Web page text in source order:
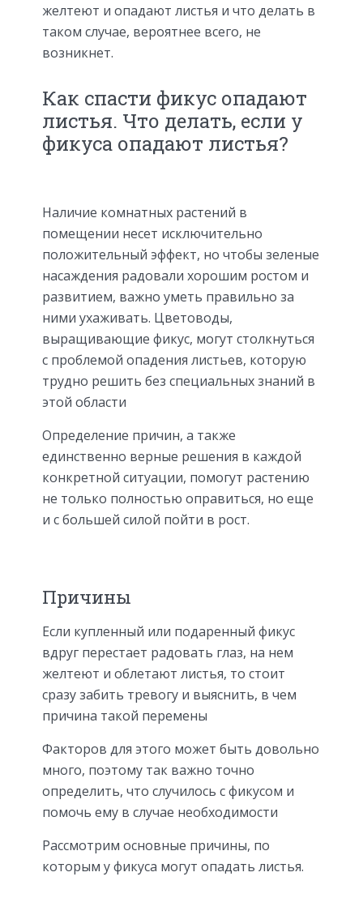
желтеют и опадают листья и что делать в
таком случае, вероятнее всего, не
возникнет.
Как спасти фикус опадают
листья. Что делать, если у
фикуса опадают листья?
Наличие комнатных растений в
помещении несет исключительно
положительный эффект, но чтобы зеленые
насаждения радовали хорошим ростом и
развитием, важно уметь правильно за
ними ухаживать. Цветоводы,
выращивающие фикус, могут столкнуться
с проблемой опадения листьев, которую
трудно решить без специальных знаний в
этой области
Определение причин, а также
единственно верные решения в каждой
конкретной ситуации, помогут растению
не только полностью оправиться, но еще
и с большей силой пойти в рост.
Причины
Если купленный или подаренный фикус
вдруг перестает радовать глаз, на нем
желтеют и облетают листья, то стоит
сразу забить тревогу и выяснить, в чем
причина такой перемены
Факторов для этого может быть довольно
много, поэтому так важно точно
определить, что случилось с фикусом и
помочь ему в случае необходимости
Рассмотрим основные причины, по
которым у фикуса могут опадать листья.